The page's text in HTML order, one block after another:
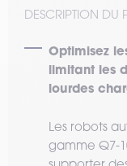
DESCRIPTION DU
Optimisez
limitant les
lourdes
Les robots
gamme Q7-